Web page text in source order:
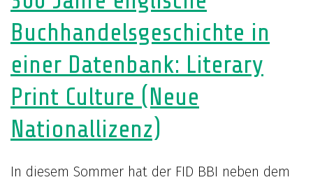
Buch-,
Bibliotheks-
und
Informationswissenschaft“
Buchhandelsgeschichte in
einer Datenbank: Literary
Print Culture (Neue
Nationallizenz)
In diesem Sommer hat der FID BBI neben dem